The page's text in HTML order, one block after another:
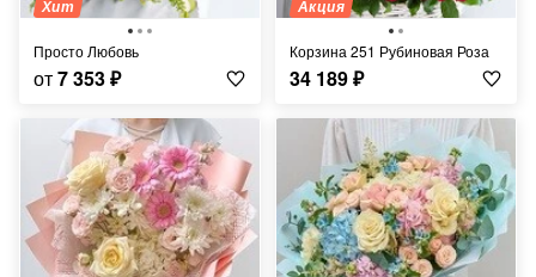
Хит
Просто Любовь
от7 353₽
Акция
Корзина 251 Рубиновая Роза
34 189₽